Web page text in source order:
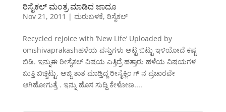
ರಿಸೈಕಲ್ ಮಂತ್ರ ಮಾಡಿದ ಜಾದೂ
Nov 21, 2011 | ಮರುಬಳಕೆ, ರಿಸೈಕಲ್
Recycled rejoice with ‘New Life’ Uploaded by
omshivaprakashಹಳೆಯ ವಸ್ತುಗಳು ಅಟ್ಟ ಬಿಟ್ಟು ಇಳಿಯೋದೆ ಕಷ್ಟ
ಬಿಡಿ. ಇನ್ನುಈ ರೀಸೈಕಲ್ ವಿಷಯ ಎತ್ತಿದ್ರೆ ಹತ್ತಾರು ಹಳೆಯ ವಿಷಯಗಳ
ಬುತ್ತಿ ಬಿಚ್ಚಿಟ್ಟು, ಅಜ್ಜಿ ತಾತ ಮಾಡ್ತಿದ್ದ ರೀಸೈಕ್ಲಿಂ ಗ್ ನ ಪ್ರಚಾರವೇ
ಆಗಿಹೋಗುತ್ತೆ . ಇನ್ನು ಹೊಸ ಸುದ್ದಿ ಕೇಳೋಣ....